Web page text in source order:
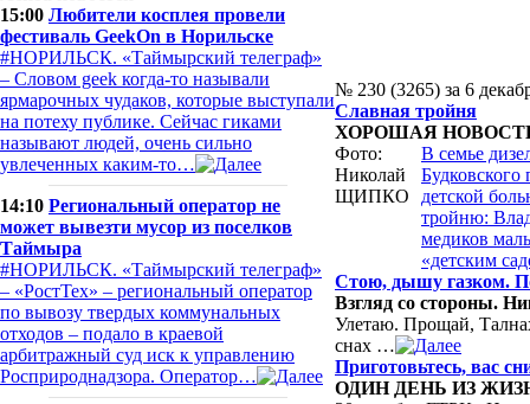
15:00 Любители косплея провели
фестиваль GeekOn в Норильске
#НОРИЛЬСК. «Таймырский телеграф»
– Словом geek когда-то называли
ярмарочных чудаков, которые выступали
на потеху публике. Сейчас гиками
называют людей, очень сильно
увлеченных каким-то…
14:10 Региональный оператор не
может вывезти мусор из поселков
Таймыра
#НОРИЛЬСК. «Таймырский телеграф»
– «РостТех» – региональный оператор
по вывозу твердых коммунальных
отходов – подало в краевой
арбитражный суд иск к управлению
Росприроднадзора. Оператор…
№ 230 (3265) за 6
Славная тройня
ХОРОШАЯ
Фото:
Николай
ЩИПКО
В семье
Будковского
детской
тройню:
медиков
«детским
Стою, дышу газком.
Взгляд со стороны.
Улетаю. Прощай,
снах …
Приготовьтесь, вас
ОДИН ДЕНЬ ИЗ